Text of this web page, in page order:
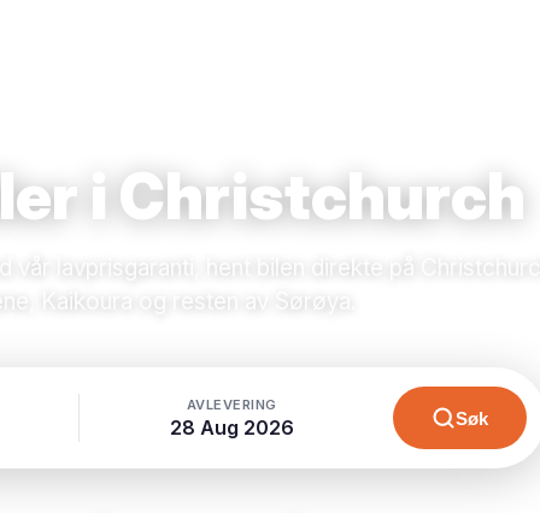
i Christchurch
lavprisgaranti, hent bilen direkte på Christchurch
Kaikoura og resten av Sørøya.
AVLEVERING
28 Aug 2026 Søk